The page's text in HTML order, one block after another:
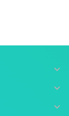


